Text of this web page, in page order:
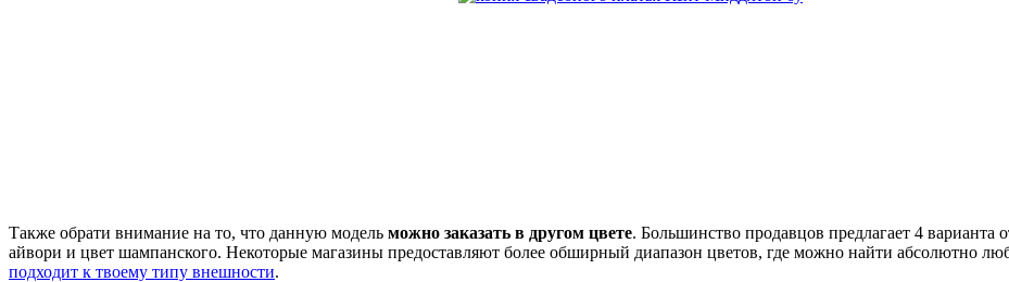
Также обрати внимание на то, что данную модель можно заказать в другом цвете. Большинство продавцов предлагает 4
айвори и цвет шампанского. Некоторые магазины предоставляют более обширный диапазон цветов, где можно найти абсолютно
подходит к твоему типу внешности.